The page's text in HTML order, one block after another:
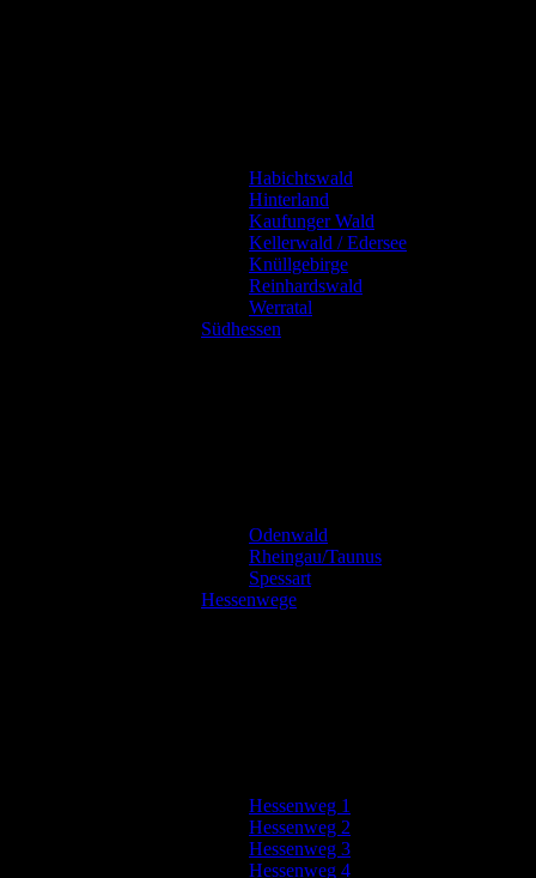
Habichtswald
Hinterland
Kaufunger Wald
Kellerwald / Edersee
Knüllgebirge
Reinhardswald
Werratal
Südhessen
Odenwald
Rheingau/Taunus
Spessart
Hessenwege
Hessenweg 1
Hessenweg 2
Hessenweg 3
Hessenweg 4